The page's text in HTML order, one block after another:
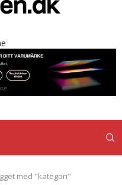
med "kategori"